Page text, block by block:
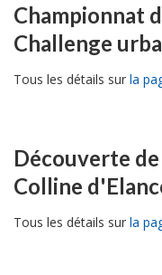
Championnat
Challenge
Tous les détails sur la
Découverte
Colline
Tous les détails sur la